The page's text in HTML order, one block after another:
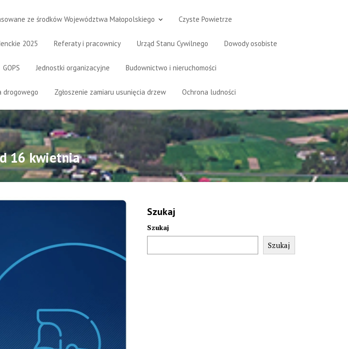
ze środków Województwa Małopolskiego Czyste Powietrze
2025 Referaty i pracownicy Urząd Stanu Cywilnego Dowody osobiste
GOPS Jednostki organizacyjne Budownictwo i nieruchomości
drogowego Zgłoszenie zamiaru usunięcia drzew Ochrona ludności
16 kwietnia
Szukaj
Szukaj
Szukaj